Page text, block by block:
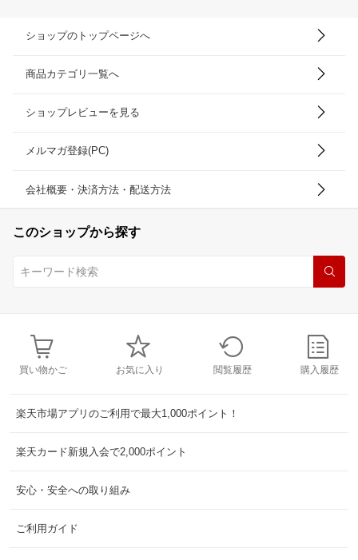
ショップのトップページへ
商品カテゴリ一覧へ
ショップレビューを見る
メルマガ登録(PC)
会社概要・決済方法・配送方法
このショップから探す
買い物かご お気に入り 閲覧履歴 購入履歴
楽天市場アプリのご利用で最大1,000ポイント！
楽天カード新規入会で2,000ポイント
安心・安全への取り組み
ご利用ガイド